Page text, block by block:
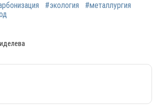
#экология
#металлургия